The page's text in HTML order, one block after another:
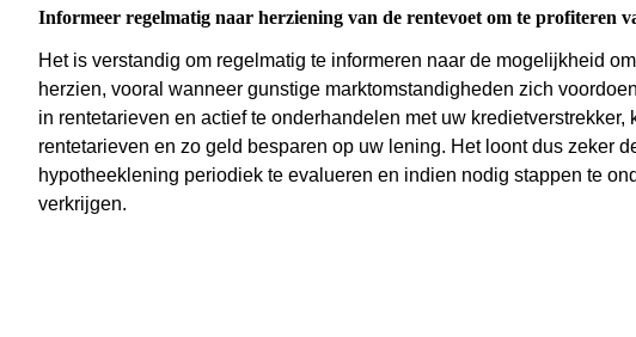
Informeer regelmatig naar herziening van de rentevoet om te profiteren
Het is verstandig om regelmatig te informeren naar de mogelijkheid
herzien, vooral wanneer gunstige marktomstandigheden zich
in rentetarieven en actief te onderhandelen met uw
rentetarieven en zo geld besparen op uw lening. Het loont dus zeker
hypotheeklening periodiek te evalueren en indien nodig stappen te
verkrijgen.